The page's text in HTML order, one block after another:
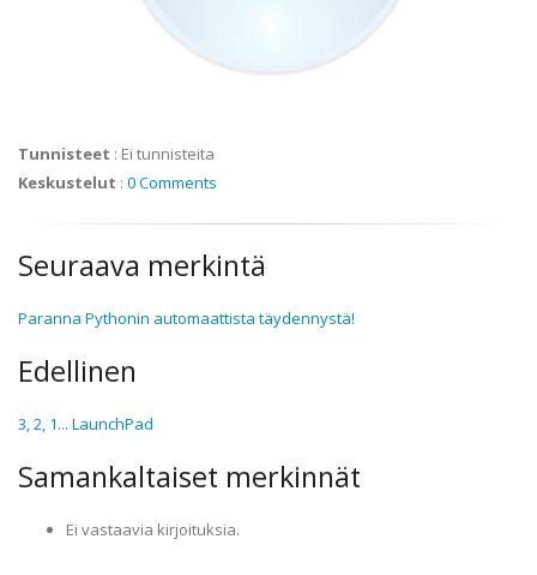
Tunnisteet : Ei tunnisteita
Keskustelut : 0 Comments
Seuraava merkintä
Paranna Pythonin automaattista täydennystä!
Edellinen
3, 2, 1... LaunchPad
Samankaltaiset merkinnät
Ei vastaavia kirjoituksia.